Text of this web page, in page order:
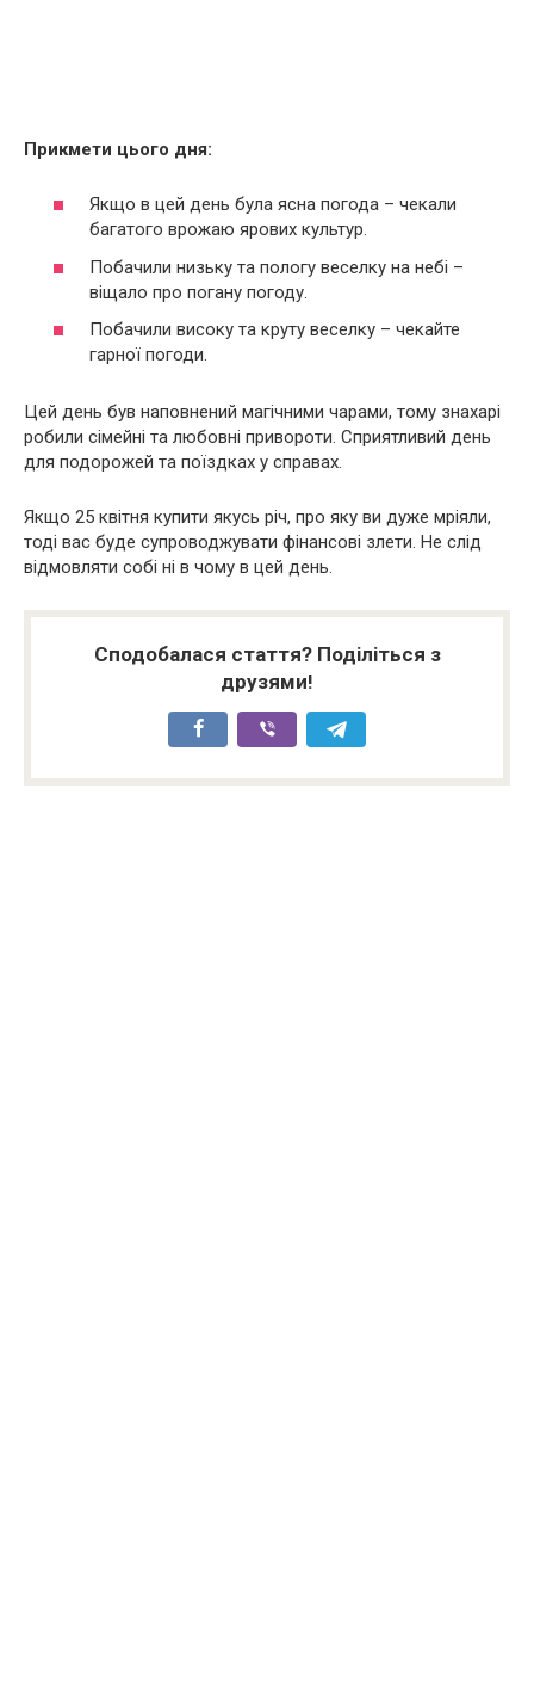
Прикмети цього дня:
Якщо в цей день була ясна погода – чекали
багатого врожаю ярових культур.
Побачили низьку та пологу веселку на небі –
віщало про погану погоду.
Побачили високу та круту веселку – чекайте
гарної погоди.
Цей день був наповнений магічними чарами, тому знахарі
робили сімейні та любовні привороти. Сприятливий день
для подорожей та поїздках у справах.
Якщо 25 квітня купити якусь річ, про яку ви дуже мріяли,
тоді вас буде супроводжувати фінансові злети. Не слід
відмовляти собі ні в чому в цей день.
Сподобалася стаття? Поділіться з
друзями!